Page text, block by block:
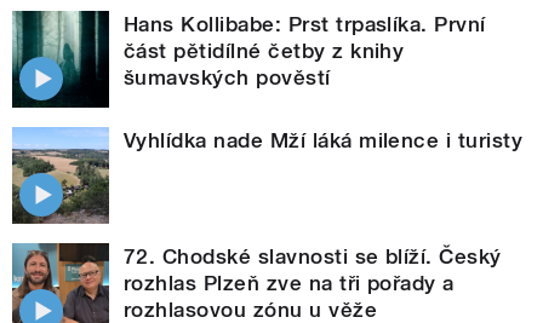
Hans Kollibabe: Prst trpaslíka. První
část pětidílné četby z knihy
šumavských pověstí
Vyhlídka nade Mží láká milence i turisty
72. Chodské slavnosti se blíží. Český
rozhlas Plzeň zve na tři pořady a
rozhlasovou zónu u věže